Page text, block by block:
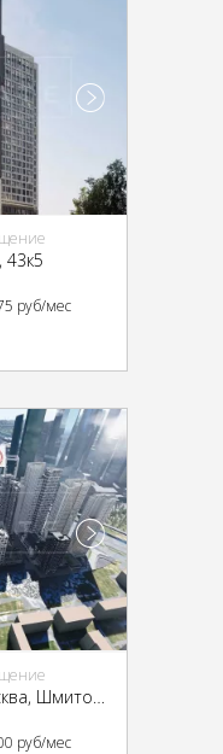
43к5
руб/мес
руб/мес